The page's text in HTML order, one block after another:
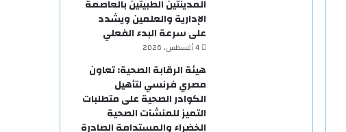
المدينتين الطبيتين بالعاصمة
الإدارية والعلمين ويشدد
على سرعة البدء الفعلي
4 أغسطس، 2026
هيئة الرقابة الصحية: تعاون
مصري فرنسي لتأهيل
الكوادر الصحية على متطلبات
التميز للمنشآت الصحية
الخضراء والمستدامة الصادرة